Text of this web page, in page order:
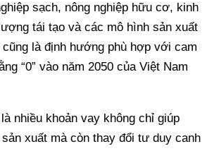
sạch, nông nghiệp hữu cơ, kinh
tái tạo và các mô hình sản xuất
là định hướng phù hợp với cam
“0” vào năm 2050 của Việt Nam
nhiều khoản vay không chỉ giúp
xuất mà còn thay đổi tư duy canh